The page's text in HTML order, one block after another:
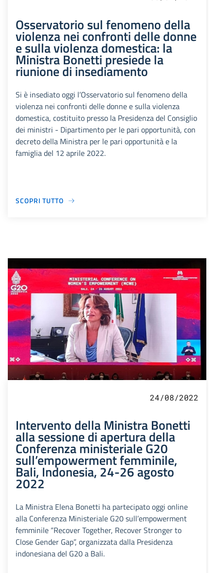
Osservatorio sul fenomeno della
violenza nei confronti delle donne
e sulla violenza domestica: la
Ministra Bonetti presiede la
riunione di insediamento
Si è insediato oggi l’Osservatorio sul fenomeno della
violenza nei confronti delle donne e sulla violenza
domestica, costituito presso la Presidenza del Consiglio
dei ministri - Dipartimento per le pari opportunità, con
decreto della Ministra per le pari opportunità e la
famiglia del 12 aprile 2022.
SCOPRI TUTTO
24/08/2022
Intervento della Ministra Bonetti
alla sessione di apertura della
Conferenza ministeriale G20
sull’empowerment femminile,
Bali, Indonesia, 24-26 agosto
2022
La Ministra Elena Bonetti ha partecipato oggi online
alla Conferenza Ministeriale G20 sull’empowerment
femminile “Recover Together, Recover Stronger to
Close Gender Gap”, organizzata dalla Presidenza
indonesiana del G20 a Bali.